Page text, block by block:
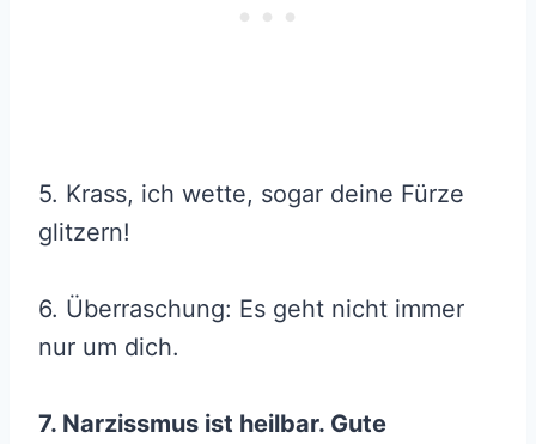
5. Krass, ich wette, sogar deine Fürze
glitzern!
6. Überraschung: Es geht nicht immer
nur um dich.
7. Narzissmus ist heilbar. Gute